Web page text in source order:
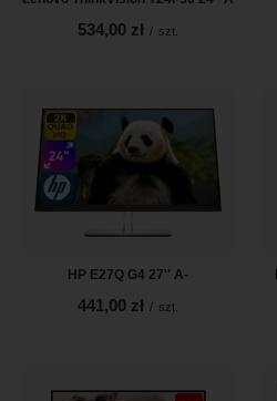
534,00 zł / szt.
HP E27Q G4 27'' A-
441,00 zł / szt.